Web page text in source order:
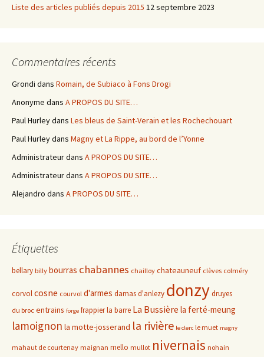
Liste des articles publiés depuis 2015 12 septembre 2023
Commentaires récents
Grondi dans Romain, de Subiaco à Fons Drogi
Anonyme dans A PROPOS DU SITE…
Paul Hurleydans Les bleus de Saint-Verain et les Rochechouart
Paul Hurleydans Magny et La Rippe, au bord de l’Yonne
Administrateurdans A PROPOS DU SITE…
Administrateurdans A PROPOS DU SITE…
Alejandro dans A PROPOS DU SITE…
Étiquettes
bellary billy bourras chabannes chailloy chateauneuf clèves colméry
corvolcosne courvol d'armes damas d'anlezy donzydruyes
du broc entrains forge frappierla barre La Bussière la ferté-meung
lamoignon la motte-josserand la rivière le clerc le muet magny
mahaut de courtenay maignan mello mullot nivernais nohain